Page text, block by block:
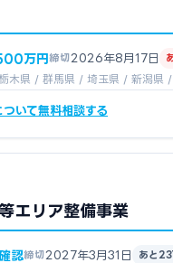
万円締切 2026年8月17日
木県 / 群馬県 / 埼玉県 / 新潟県 /
ついて無料相談する
エリア整備事業
認締切 2027年3月31日 あと